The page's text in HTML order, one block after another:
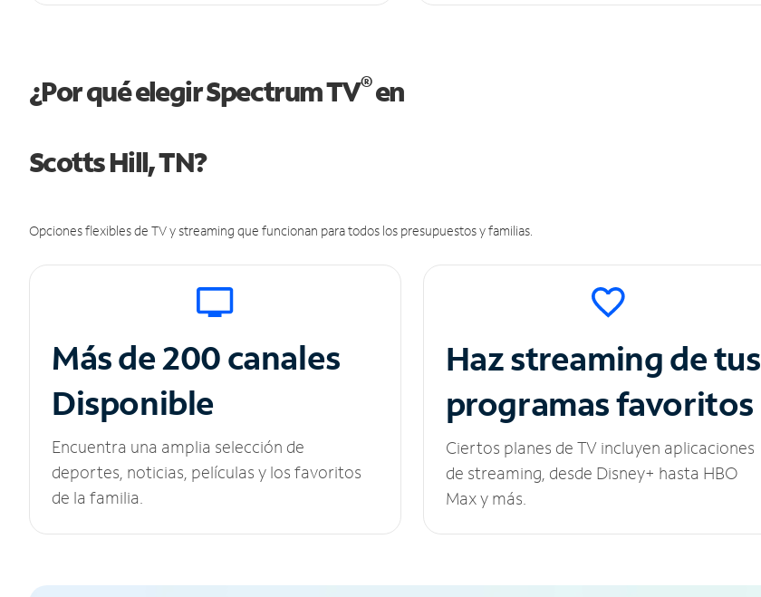
¿Por qué elegir Spectrum TV®en
Scotts Hill, TN?
Opciones flexibles de TV y streaming que funcionan para todos los presupuestos y familias.
Más de 200 canales
Disponible
Encuentra una amplia selección de
deportes, noticias, películas y los favoritos
de la familia.
Haz streaming de tus
programas favoritos
Ciertos planes de TV incluyen aplicaciones
de streaming, desde Disney+ hasta HBO
Max y más.